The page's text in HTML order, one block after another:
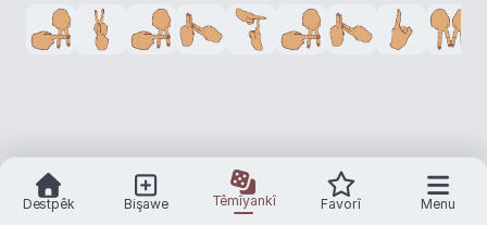
Destpêk Bişawe Têmîyankî Favorî Menu